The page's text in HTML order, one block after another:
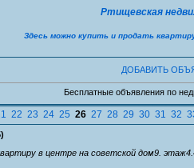
Ртищевская
Здесь можно купить и продать
ДОБАВИТЬ
Бесплатные объявления по
22 23 24 25 26 27 28 29 30 31 32
в центре на советской дом9.